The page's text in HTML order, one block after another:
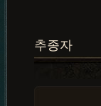
추종자